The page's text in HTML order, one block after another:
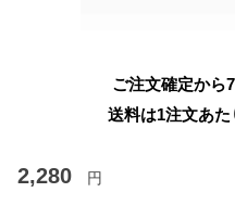
ご注文確定から
送料は1注文あた
2,280 円